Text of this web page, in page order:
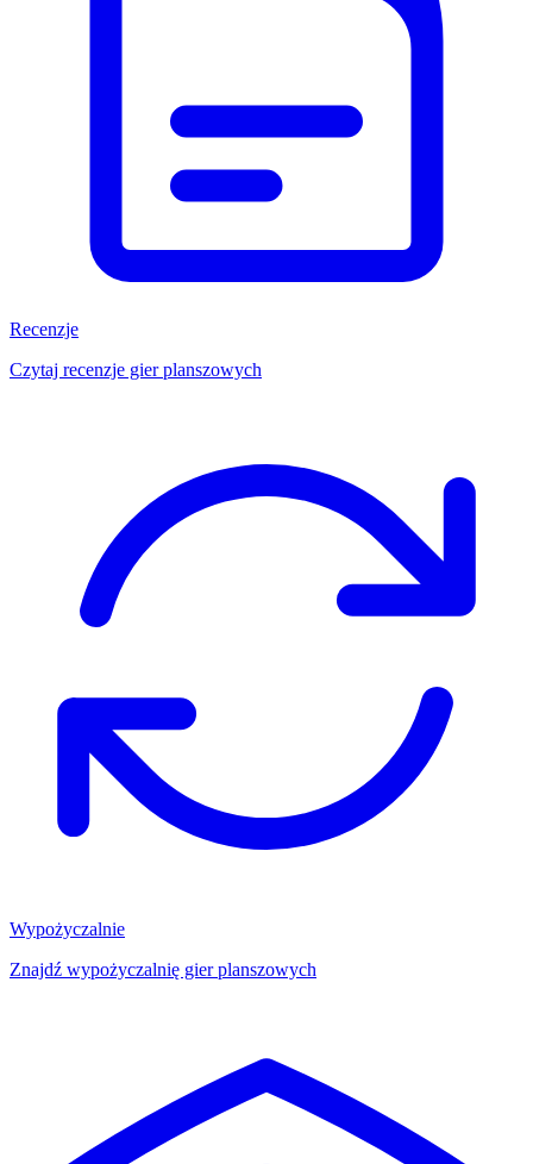
Recenzje
Czytaj recenzje gier planszowych
Wypożyczalnie
Znajdź wypożyczalnię gier planszowych